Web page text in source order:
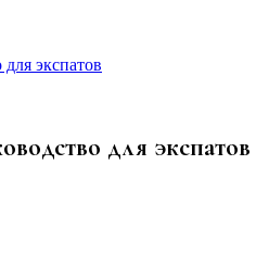
экспатов
для экспатов